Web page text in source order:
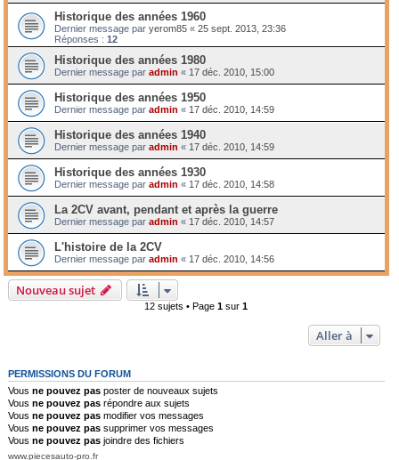
Historique des années 1960
Dernier message par yerom85 « 25 sept. 2013, 23:36
Réponses : 12
Historique des années 1980
Dernier message par admin « 17 déc. 2010, 15:00
Historique des années 1950
Dernier message par admin « 17 déc. 2010, 14:59
Historique des années 1940
Dernier message par admin « 17 déc. 2010, 14:59
Historique des années 1930
Dernier message par admin « 17 déc. 2010, 14:58
La 2CV avant, pendant et après la guerre
Dernier message par admin « 17 déc. 2010, 14:57
L'histoire de la 2CV
Dernier message par admin « 17 déc. 2010, 14:56
Nouveau sujet
12 sujets • Page1 sur1
Aller à
PERMISSIONS DU FORUM
Vous ne pouvez pas poster de nouveaux sujets
Vous ne pouvez pas répondre aux sujets
Vous ne pouvez pas modifier vos messages
Vous ne pouvez pas supprimer vos messages
Vous ne pouvez pas joindre des fichiers
www.piecesauto-pro.fr